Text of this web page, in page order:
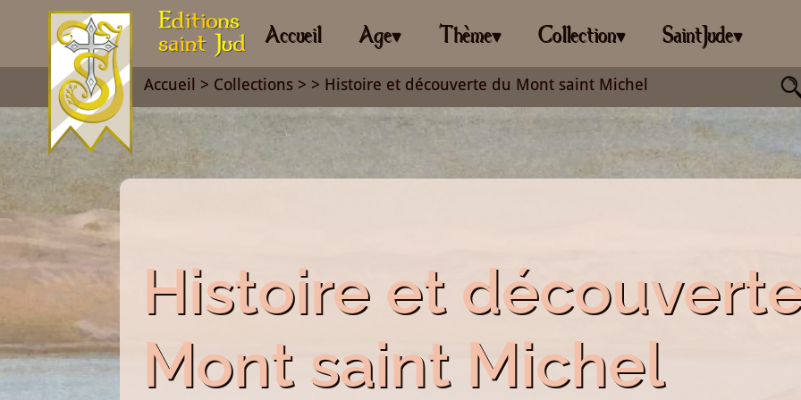
Accueil Age▾ Thème▾ Collection▾ SaintJude▾
Accueil > Collections> > Histoire et découverte du Mont saint Michel
Histoire et
Mont saint Michel